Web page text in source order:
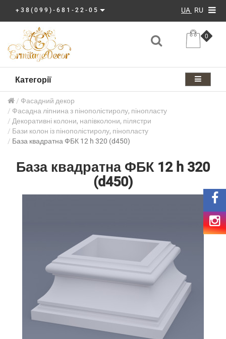
+38(099)-681-22-05 UA RU
0
Категорії
Фасадний декор
Фасадна ліпнина з пінополістиролу, пінопласту
Декоративні колони, напівколони, пілястри
Бази колон із пінополістиролу, пінопласту
База квадратна ФБК 12 h 320 (d450)
База квадратна ФБК 12 h 320
(d450)